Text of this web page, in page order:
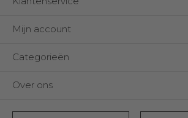
Mijn account
Categorieën
Over ons